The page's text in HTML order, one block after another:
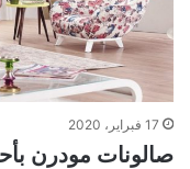
17 فبراير، 2020
صالونات مودرن